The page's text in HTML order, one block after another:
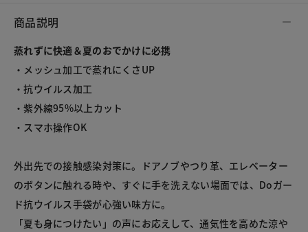
商品説明
蒸れずに快適＆夏のおでかけに必携
・メッシュ加工で蒸れにくさUP
・抗ウイルス加工
・紫外線95%以上カット
・スマホ操作OK
外出先での接触感染対策に。ドアノブやつり革、エレベーター
のボタンに触れる時や、すぐに手を洗えない場面では、Doガー
ド抗ウイルス手袋が心強い味方に。
「夏も身につけたい」の声にお応えして、通気性を高めた涼や